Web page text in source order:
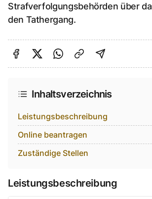
Strafverfolgungsbehörden über
den Tathergang.
Auf Facebook teilen
Auf Twitter teilen
Per Link teilen
Inhaltsverzeichnis
Leistungsbeschreibung
Online beantragen
Zuständige Stellen
Leistungsbeschreibung